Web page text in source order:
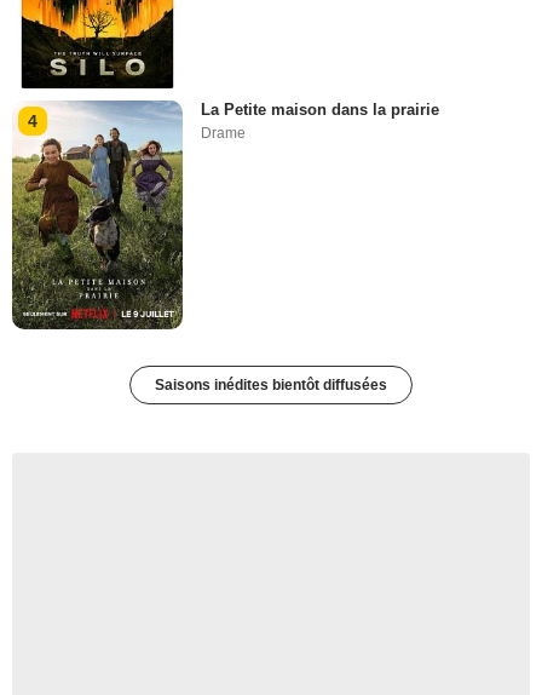
4
La Petite maison dans la prairie
Drame
Saisons inédites bientôt diffusées